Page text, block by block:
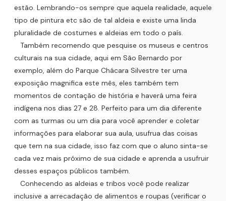
estão. Lembrando-os sempre que aquela realidade, aquele
tipo de pintura etc são de tal aldeia e existe uma linda
pluralidade de costumes e aldeias em todo o país.
Também recomendo que pesquise os museus e centros
culturais na sua cidade, aqui em São Bernardo por
exemplo, além do Parque Chácara Silvestre ter uma
exposição magnifica este mês, eles também tem
momentos de contação de história e haverá uma feira
indígena nos dias 27 e 28. Perfeito para um dia diferente
com as turmas ou um dia para você aprender e coletar
informações para elaborar sua aula, usufrua das coisas
que tem na sua cidade, isso faz com que o aluno sinta-se
cada vez mais próximo de sua cidade e aprenda a usufruir
desses espaços públicos também.
Conhecendo as aldeias e tribos você pode realizar
inclusive a arrecadação de alimentos e roupas (verificar o